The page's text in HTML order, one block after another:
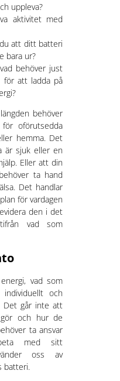
uppleva?
aktivitet med
att ditt batteri
bara ur?
behöver just
för att ladda på
behöver
oförutsedda
hemma. Det
är sjuk eller en
Eller att din
ta hand
Det handlar
för vardagen
den i det
vad som
vad som
och
Det går inte att
och hur de
ta ansvar
med sitt
oss av
batteri.